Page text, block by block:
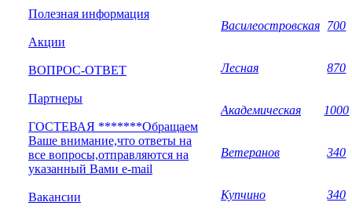
Полезная информация
Акции
ВОПРОС-ОТВЕТ
Партнеры
ГОСТЕВАЯ *******Обращаем
Ваше внимание,что ответы на
все вопросы,отправляются на
указанный Вами e-mail
Вакансии
Василеостровская 700
Лесная 870
Академическая 1000
Ветеранов 340
Купчино З40